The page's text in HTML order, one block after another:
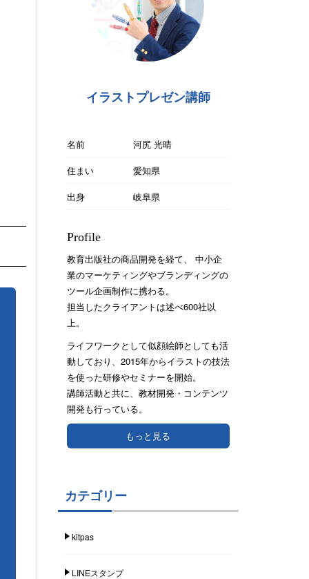
イラストプレゼン講師
名前
河尻 光晴
住まい
愛知県
出身
岐阜県
Profile
教育出版社の商品開発を経て、 中小企
業のマーケティングやブランディングの
ツール企画制作に携わる。
担当したクライアントは述べ600社以
上。
ライフワークとして似顔絵師としても活
動しており、2015年からイラストの技法
を使った研修やセミナーを開始。
講師活動と共に、教材開発・コンテンツ
開発も行っている。
もっと見る
カテゴリー
kitpas
LINEスタンプ